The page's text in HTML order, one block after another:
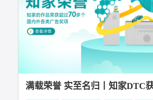
“交易”到“关系”的转型。大健康产业进入精
细化运营时代，用户不再是流量的代名
词，而是品牌长期增长的核心资产。